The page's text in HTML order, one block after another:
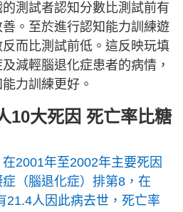
測試者認知分數比測試前有
。至於進行認知能力訓練遊
而比測試前低。這反映玩填
減輕腦退化症患者的病情，
力訓練更好。
10大死因 死亡率比糖
在2001年至2002年主要死因
（腦退化症）排第8，在
21.4人因此病去世，死亡率